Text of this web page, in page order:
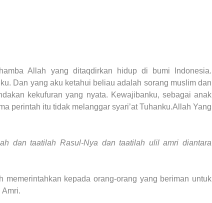
Allah yang ditaqdirkan hidup di bumi Indonesia.
Dan yang aku ketahui beliau adalah sorang muslim dan
kekufuran yang nyata. Kewajibanku, sebagai anak
perintah itu tidak melanggar syari’at Tuhanku.Allah Yang
dan taatilah Rasul-Nya dan taatilah ulil amri diantara
kepada orang-orang yang beriman untuk